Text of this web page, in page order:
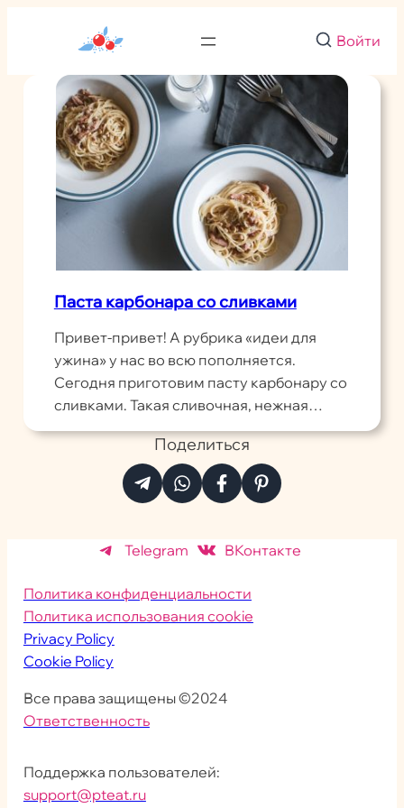
Войти
Паста карбонара со сливками
Привет-привет! А рубрика «идеи для
ужина» у нас во всю пополняется.
Сегодня приготовим пасту карбонару со
сливками. Такая сливочная, нежная…
Поделиться
Telegram ВКонтакте
Политика конфиденциальности
Политика использования cookie
Privacy Policy
Cookie Policy
Все права защищены ©2024
Ответственность
Поддержка пользователей:
support@pteat.ru